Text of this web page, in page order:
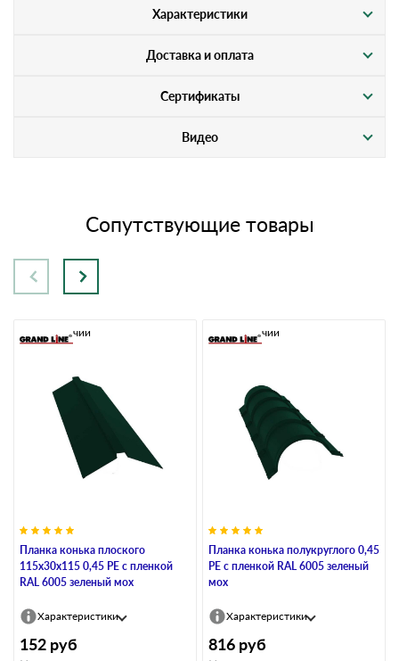
Характеристики
Доставка и оплата
Сертификаты
Видео
Сопутствующие товары
Планка конька плоского
115х30х115 0,45 PE с пленкой
RAL 6005 зеленый мох
В наличии
Характеристики
152 руб
Планка конька полукруглого 0,45
PE с пленкой RAL 6005 зеленый
мох
В наличии
Характеристики
816 руб